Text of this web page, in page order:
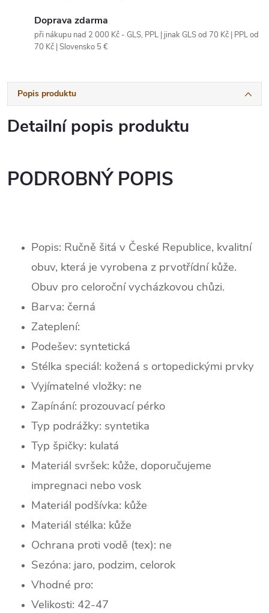
Doprava zdarma
při nákupu nad 2 000 Kč - GLS, PPL | jinak GLS od 70 Kč | PPL od
70 Kč | Slovensko 5 €
Popis produktu
Detailní popis produktu
PODROBNÝ POPIS
Popis: Ručně šitá v České Republice, kvalitní
obuv, která je vyrobena z prvotřídní kůže.
Obuv pro celoroční vycházkovou chůzi.
Barva: černá
Zateplení:
Podešev: syntetická
Stélka speciál: kožená s ortopedickými prvky
Vyjímatelné vložky: ne
Zapínání: prozouvací pérko
Typ podrážky: syntetika
Typ špičky: kulatá
Materiál svršek: kůže, doporučujeme
impregnaci nebo vosk
Materiál podšívka: kůže
Materiál stélka: kůže
Ochrana proti vodě (tex): ne
Sezóna: jaro, podzim, celorok
Vhodné pro:
Velikosti: 42-47